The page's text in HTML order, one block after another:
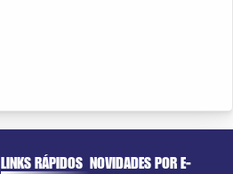
LINKS RÁPIDOS NOVIDADES POR E-